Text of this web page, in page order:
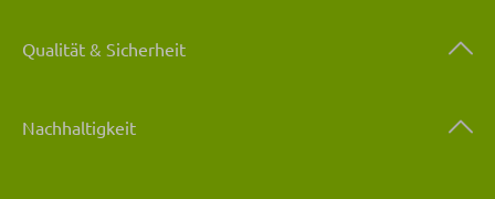
Qualität & Sicherheit
Nachhaltigkeit